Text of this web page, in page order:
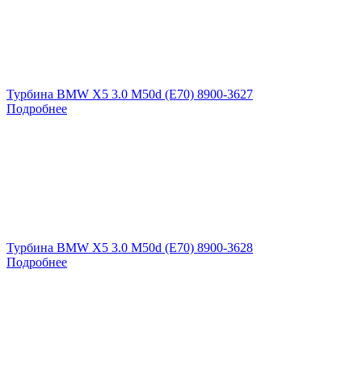
Турбина BMW X5 3.0 M50d (E70) 8900-3627
Подробнее
Турбина BMW X5 3.0 M50d (E70) 8900-3628
Подробнее